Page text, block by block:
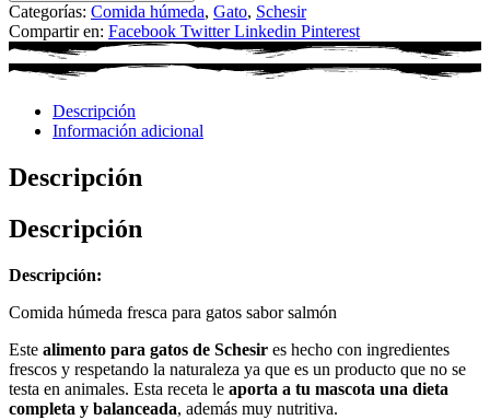
Categorías: Comida húmeda, Gato, Schesir
Compartir en: Facebook Twitter Linkedin Pinterest
Descripción
Información adicional
Descripción
Descripción
Descripción:
Comida húmeda fresca para gatos sabor salmón
Este alimento para gatos de Schesir es hecho con ingredientes
frescos y respetando la naturaleza ya que es un producto que no se
testa en animales. Esta receta le aporta a tu mascota una dieta
completa y balanceada, además muy nutritiva.